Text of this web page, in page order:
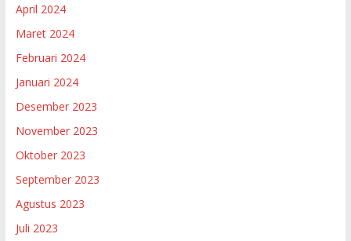
April 2024
Maret 2024
Februari 2024
Januari 2024
Desember 2023
November 2023
Oktober 2023
September 2023
Agustus 2023
Juli 2023